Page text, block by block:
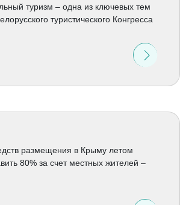
туризм – одна из ключевых тем
туристического Конгресса
размещения в Крыму летом
80% за счет местных жителей –